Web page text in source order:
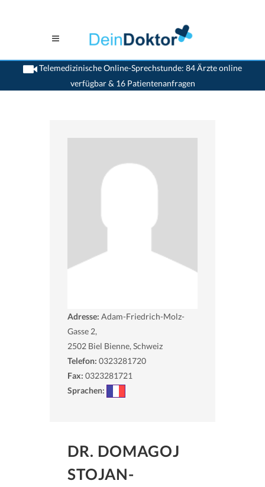
Telemedizinische Online-Sprechstunde: 84 Ärzte online
verfügbar & 16 Patientenanfragen
>Zahnaerzte>Biel Bienne>Dr. Domagoj Stojan-Scheidegger
Adresse: Adam-Friedrich-Molz-
Gasse 2,
2502 Biel Bienne, Schweiz
Telefon: 0323281720
Fax: 0323281721
Sprachen:
DR. DOMAGOJ
STOJAN-